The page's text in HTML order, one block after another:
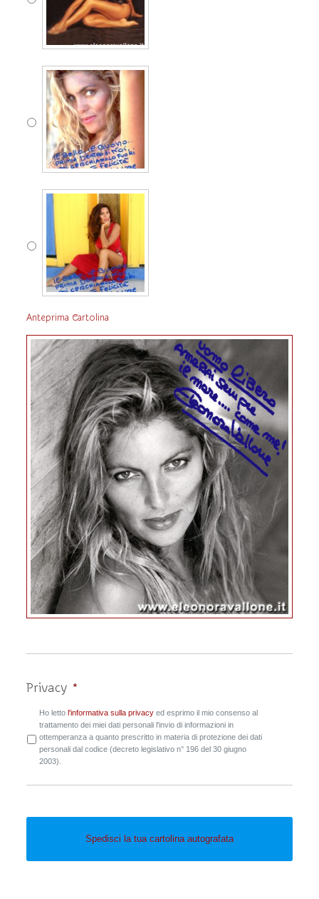
Anteprima Cartolina
Privacy *
Ho letto l'informativa sulla privacyed esprimo il mio consenso al
trattamento dei miei dati personali l'invio di informazioni in
ottemperanza a quanto prescritto in materia di protezione dei dati
personali dal codice (decreto legislativo n° 196 del 30 giugno
2003).